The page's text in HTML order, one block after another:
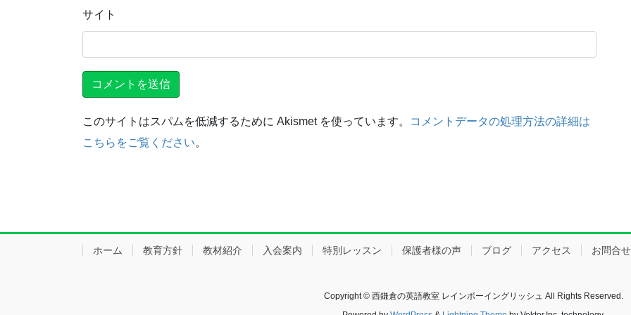
サイト
このサイトはスパムを低減するために Akismet を使っています。
コメントデータの処理方法の詳細は
こちらをご覧ください。
ホーム 教育方針 教材紹介 入会案内 特別レッスン 保護者様の声 ブログ アクセス お問合
Copyright © 西鎌倉の英語教室 レインボーイングリッシュ All Rights Reserved.